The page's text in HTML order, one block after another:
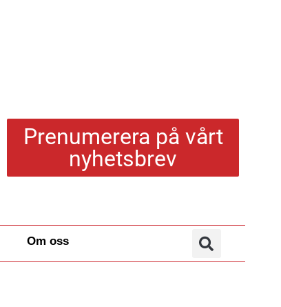
Prenumerera på vårt
nyhetsbrev
Om oss